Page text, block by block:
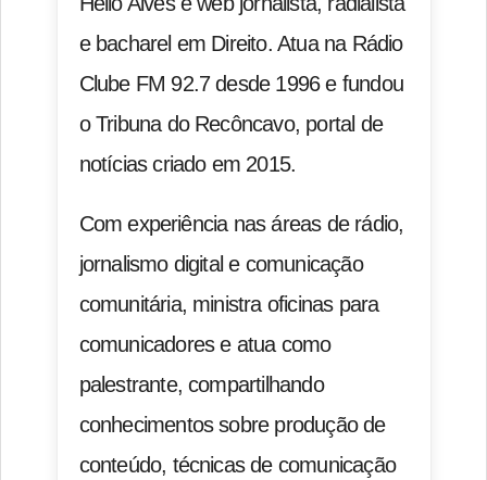
e bacharel em Direito. Atua na Rádio
Clube FM 92.7 desde 1996 e fundou
o Tribuna do Recôncavo, portal de
notícias criado em 2015.
Com experiência nas áreas de rádio,
jornalismo digital e comunicação
comunitária, ministra oficinas para
comunicadores e atua como
palestrante, compartilhando
conhecimentos sobre produção de
conteúdo, técnicas de comunicação